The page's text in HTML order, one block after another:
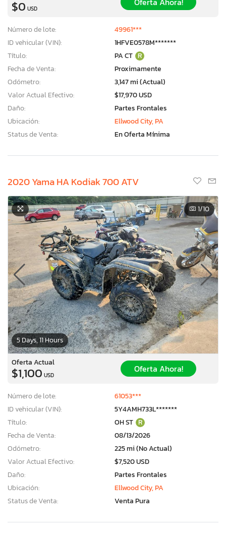
$0 USD
Número de lote:
49961***
ID vehicular (VIN):
1HFVE0578M*******
Título:
PA CT R
Fecha de Venta:
Proximamente
Odómetro:
3,147 mi (Actual)
Valor Actual Efectivo:
$17,970 USD
Daño:
Partes Frontales
Ubicación:
Ellwood City, PA
Status de Venta:
En Oferta Mínima
2020 Yama HA Kodiak 700 ATV
5 Days, 11 Hours
1/10
Oferta Actual
$1,100 USD
Oferta Ahora!
Número de lote:
61053***
ID vehicular (VIN):
5Y4AMH733L*******
Título:
OH ST R
Fecha de Venta:
08/13/2026
Odómetro:
225 mi (No Actual)
Valor Actual Efectivo:
$7,520 USD
Daño:
Partes Frontales
Ubicación:
Ellwood City, PA
Status de Venta:
Venta Pura